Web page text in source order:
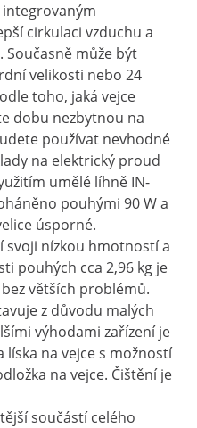
cirkulaci vzduchu a
může být
velikosti nebo 24
toho, jaká vejce
dobu nezbytnou na
používat nevhodné
na elektrický proud
umělé líhně IN-
pouhými 90 W a
úsporné.
svoji nízkou hmotností a
pouhých cca 2,96 kg je
větších problémů.
z důvodu malých
výhodami zařízení je
na vejce s možností
na vejce. Čištění je
součástí celého